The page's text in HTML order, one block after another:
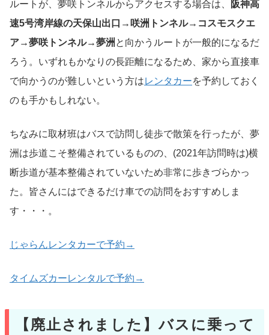
ルートが、夢咲トンネルからアクセスする場合は、
阪神高
速5号湾岸線の天保山出口→咲洲トンネル→コスモスクエ
ア→夢咲トンネル→夢洲 と向かうルートが一般的になるだ
ろう。いずれもかなりの長距離になるため、家から直接車
で向かうのが難しいという方はレンタカーを予約しておく
のも手かもしれない。
ちなみに取材班はバスで訪問し徒歩で散策を行ったが、夢
洲は歩道こそ整備されているものの、(2021年訪問時は)横
断歩道が基本整備されていないため非常に歩きづらかっ
た。皆さんにはできるだけ車での訪問をおすすめしま
す・・・。
じゃらんレンタカーで予約→
タイムズカーレンタルで予約→
【廃止されました】バスに乗って